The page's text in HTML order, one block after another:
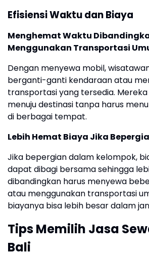
Efisiensi Waktu dan Biaya
Menghemat Waktu
Menggunakan Transportasi
Dengan menyewa mobil,
berganti-ganti kendaraan atau
transportasi yang tersedia.
menuju destinasi tanpa harus
di berbagai tempat.
Lebih Hemat Biaya Jika
Jika bepergian dalam kelompok,
dapat dibagi bersama sehingga
dibandingkan harus menyewa
atau menggunakan transportasi
biayanya bisa lebih besar dalam
Tips Memilih Jasa
Bali